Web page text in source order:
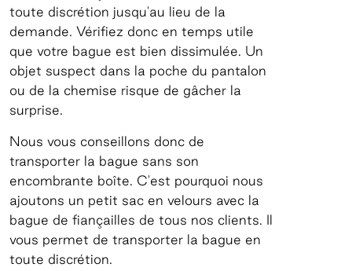
toute discrétion jusqu'au lieu de la
demande. Vérifiez donc en temps utile
que votre bague est bien dissimulée. Un
objet suspect dans la poche du pantalon
ou de la chemise risque de gâcher la
surprise.
Nous vous conseillons donc de
transporter la bague sans son
encombrante boîte. C'est pourquoi nous
ajoutons un petit sac en velours avec la
bague de fiançailles de tous nos clients. Il
vous permet de transporter la bague en
toute discrétion.